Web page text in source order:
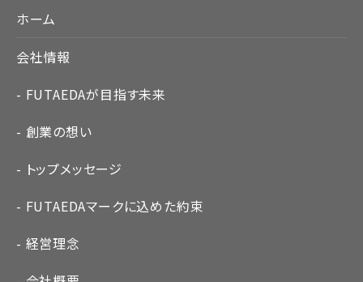
ホーム
会社情報
FUTAEDAが目指す未来
創業の想い
トップメッセージ
FUTAEDAマークに込めた約束
経営理念